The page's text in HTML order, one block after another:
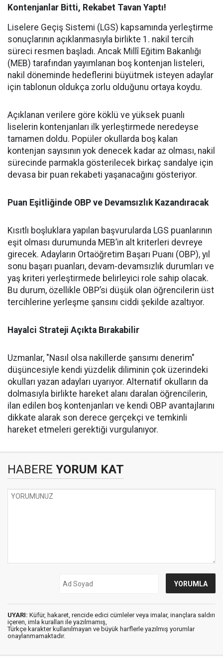
Kontenjanlar Bitti, Rekabet Tavan Yaptı!
Liselere Geçiş Sistemi (LGS) kapsamında yerleştirme
sonuçlarının açıklanmasıyla birlikte 1. nakil tercih
süreci resmen başladı. Ancak Millî Eğitim Bakanlığı
(MEB) tarafından yayımlanan boş kontenjan listeleri,
nakil döneminde hedeflerini büyütmek isteyen adaylar
için tablonun oldukça zorlu olduğunu ortaya koydu.
Açıklanan verilere göre köklü ve yüksek puanlı
liselerin kontenjanları ilk yerleştirmede neredeyse
tamamen doldu. Popüler okullarda boş kalan
kontenjan sayısının yok denecek kadar az olması, nakil
sürecinde parmakla gösterilecek birkaç sandalye için
devasa bir puan rekabeti yaşanacağını gösteriyor.
Puan Eşitliğinde OBP ve Devamsızlık Kazandıracak
Kısıtlı boşluklara yapılan başvurularda LGS puanlarının
eşit olması durumunda MEB’in alt kriterleri devreye
girecek. Adayların Ortaöğretim Başarı Puanı (OBP), yıl
sonu başarı puanları, devam-devamsızlık durumları ve
yaş kriteri yerleştirmede belirleyici role sahip olacak.
Bu durum, özellikle OBP’si düşük olan öğrencilerin üst
tercihlerine yerleşme şansını ciddi şekilde azaltıyor.
Hayalci Strateji Açıkta Bırakabilir
Uzmanlar, "Nasıl olsa nakillerde şansımı denerim"
düşüncesiyle kendi yüzdelik diliminin çok üzerindeki
okulları yazan adayları uyarıyor. Alternatif okulların da
dolmasıyla birlikte hareket alanı daralan öğrencilerin,
ilan edilen boş kontenjanları ve kendi OBP avantajlarını
dikkate alarak son derece gerçekçi ve temkinli
hareket etmeleri gerektiği vurgulanıyor.
HABERE YORUM KAT
UYARI: Küfür, hakaret, rencide edici cümleler veya imalar, inançlara saldırı
içeren, imla kuralları ile yazılmamış,
Türkçe karakter kullanılmayan ve büyük harflerle yazılmış yorumlar
onaylanmamaktadır.